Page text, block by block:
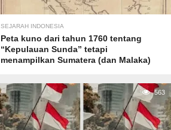
SEJARAH INDONESIA
Peta kuno dari tahun 1760 tentang
“Kepulauan Sunda” tetapi
menampilkan Sumatera (dan Malaka)
563